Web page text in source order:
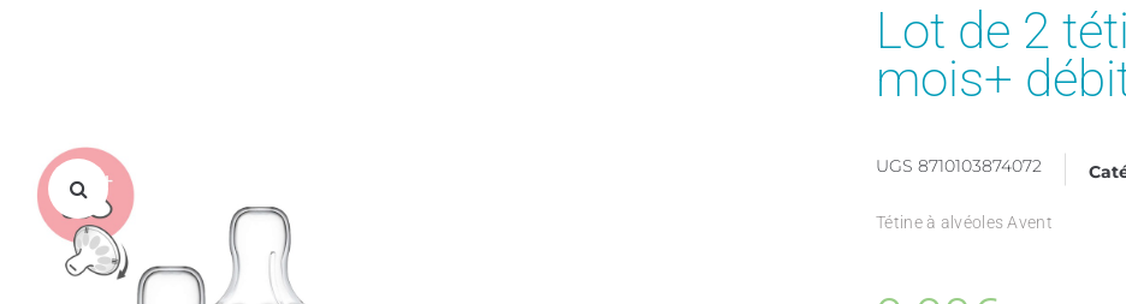
Lot de 2
mois+
UGS 8710103874072
Tétine à alvéoles Avent